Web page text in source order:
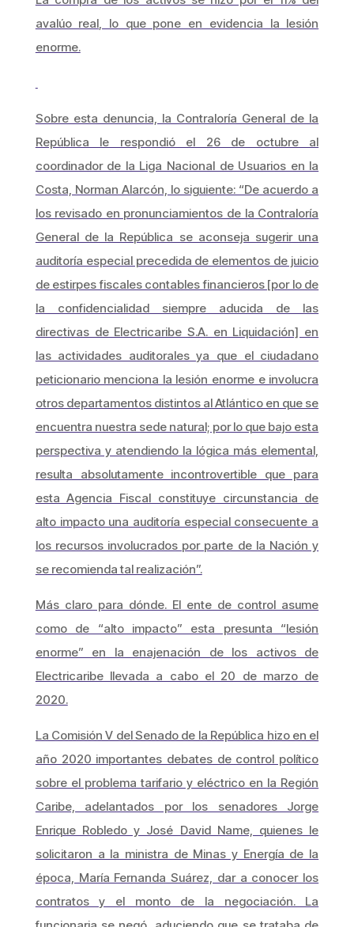
avalúo real, lo que pone en evidencia la lesión
enorme.
Sobre esta denuncia, la Contraloría General de la
República le respondió el 26 de octubre al
coordinador de la Liga Nacional de Usuarios en la
Costa, Norman Alarcón, lo siguiente: “De acuerdo a
los revisado en pronunciamientos de la Contraloría
General de la República se aconseja sugerir una
auditoría especial precedida de elementos de juicio
de estirpes fiscales contables financieros [por lo de
la confidencialidad siempre aducida de las
directivas de Electricaribe S.A. en Liquidación] en
las actividades auditorales ya que el ciudadano
peticionario menciona la lesión enorme e involucra
otros departamentos distintos al Atlántico en que se
encuentra nuestra sede natural; por lo que bajo esta
perspectiva y atendiendo la lógica más elemental,
resulta absolutamente incontrovertible que para
esta Agencia Fiscal constituye circunstancia de
alto impacto una auditoría especial consecuente a
los recursos involucrados por parte de la Nación y
se recomienda tal realización”.
Más claro para dónde. El ente de control asume
como de “alto impacto” esta presunta “lesión
enorme” en la enajenación de los activos de
Electricaribe llevada a cabo el 20 de marzo de
2020.
La Comisión V del Senado de la República hizo en el
año 2020 importantes debates de control político
sobre el problema tarifario y eléctrico en la Región
Caribe, adelantados por los senadores Jorge
Enrique Robledo y José David Name, quienes le
solicitaron a la ministra de Minas y Energía de la
época, María Fernanda Suárez, dar a conocer los
contratos y el monto de la negociación. La